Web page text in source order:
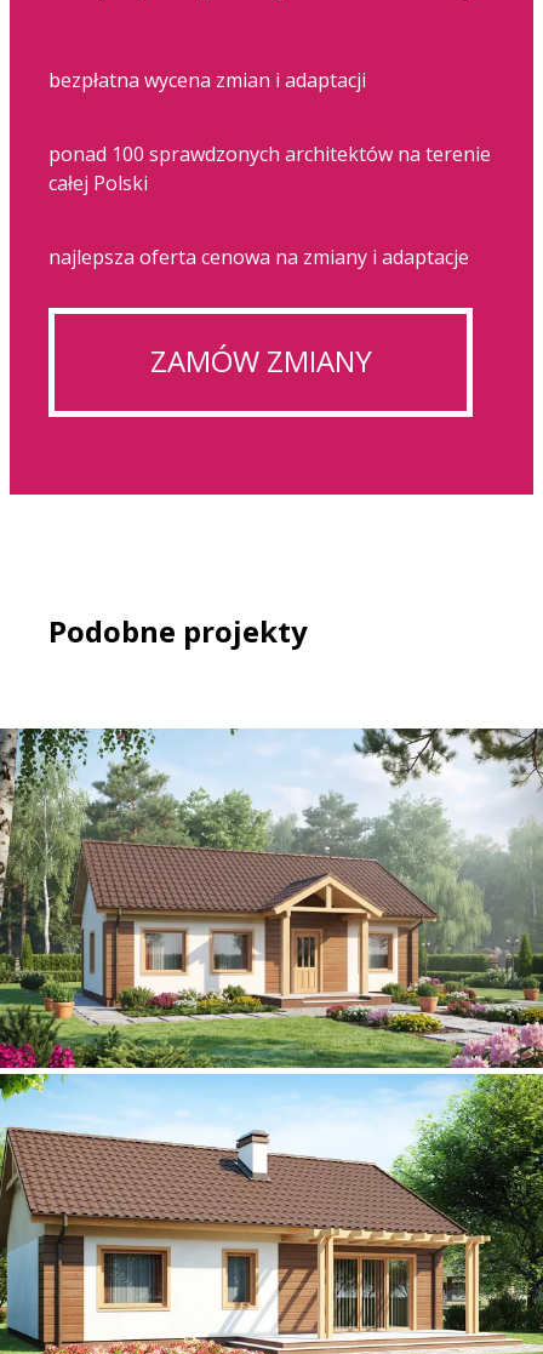
bezpłatna wycena zmian i adaptacji
ponad 100 sprawdzonych architektów na terenie
całej Polski
najlepsza oferta cenowa na zmiany i adaptacje
ZAMÓW ZMIANY
Podobne projekty